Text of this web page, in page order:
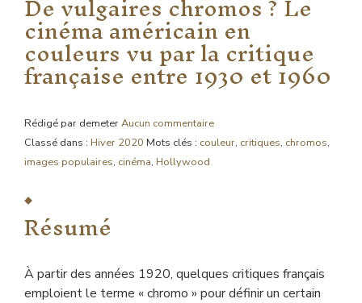
cinéma américain en
couleurs vu par la critique
française entre 1930 et 1960
Rédigé par demeterAucun commentaire
Classé dans : Hiver 2020 Mots clés : couleur, critiques, chromos,
images populaires, cinéma, Hollywood
Résumé
À partir des années 1920, quelques critiques français
emploient le terme « chromo » pour définir un certain